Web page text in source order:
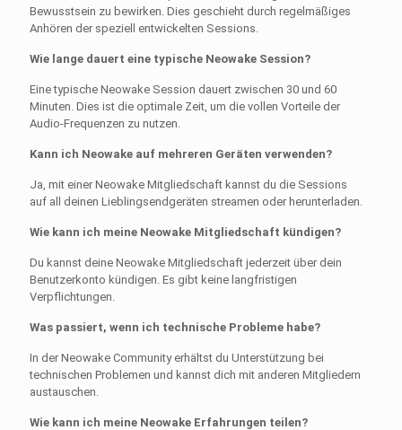
Bewusstsein zu bewirken. Dies geschieht durch regelmäßiges
Anhören der speziell entwickelten Sessions.
Wie lange dauert eine typische Neowake Session?
Eine typische Neowake Session dauert zwischen 30 und 60
Minuten. Dies ist die optimale Zeit, um die vollen Vorteile der
Audio-Frequenzen zu nutzen.
Kann ich Neowake auf mehreren Geräten verwenden?
Ja, mit einer Neowake Mitgliedschaft kannst du die Sessions
auf all deinen Lieblingsendgeräten streamen oder herunterladen.
Wie kann ich meine Neowake Mitgliedschaft kündigen?
Du kannst deine Neowake Mitgliedschaft jederzeit über dein
Benutzerkonto kündigen. Es gibt keine langfristigen
Verpflichtungen.
Was passiert, wenn ich technische Probleme habe?
In der Neowake Community erhältst du Unterstützung bei
technischen Problemen und kannst dich mit anderen Mitgliedern
austauschen.
Wie kann ich meine Neowake Erfahrungen teilen?